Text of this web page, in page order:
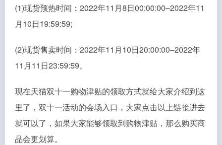
(1)现货预热时间：2022年11月8日00:00:00–2022年11
月10日19:59:59;
(2)现货售卖时间：2022年11月10日20:00:00–2022年
11月11日23:59:59。
现在天猫双十一购物津贴的领取方式就给大家介绍到这
里了，双十一活动的会场入口，大家点击以上链接进去
就可以了，如果大家能够领取到购物津贴，那么购买商
品会更划算。